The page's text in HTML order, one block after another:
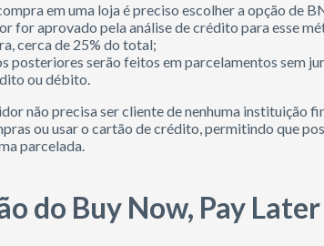
em uma loja é preciso escolher a opção de
for aprovado pela análise de crédito para esse
cerca de 25% do total;
posteriores serão feitos em parcelamentos sem
ou débito.
não precisa ser cliente de nenhuma instituição
ou usar o cartão de crédito, permitindo que
parcelada.
do Buy Now, Pay Later